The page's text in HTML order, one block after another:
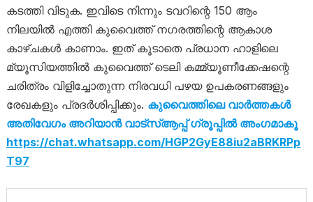
കടത്തി വിടുക. ഇവിടെ നിന്നും ടവറിന്റെ 150 ആം
നിലയിൽ എത്തി കുവൈത്ത്‌ നഗരത്തിന്റെ ആകാശ
കാഴ്ചകൾ കാണാം. ഇത് കൂടാതെ പ്രധാന ഹാളിലെ
മ്യൂസിയത്തിൽ കുവൈത്ത്‌ ടെലി കമ്മ്യൂണീക്കേഷന്റെ
ചരിത്രം വിളിച്ചോതുന്ന നിരവധി പഴയ ഉപകരണങ്ങളും
രേഖകളും പ്രദർശിപ്പിക്കും. കുവൈത്തിലെ വാർത്തകൾ
അതിവേഗം അറിയാൻ വാട്സ്ആപ്പ് ഗ്രൂപ്പിൽ അംഗമാകൂ
https://chat.whatsapp.com/HGP2GyE88iu2aBRKRPp
T97